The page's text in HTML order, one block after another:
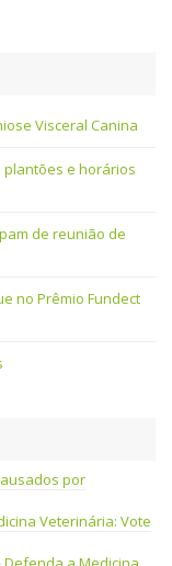
Visceral Canina
plantões e horários
de reunião de
no Prêmio Fundect
por
Veterinária: Vote